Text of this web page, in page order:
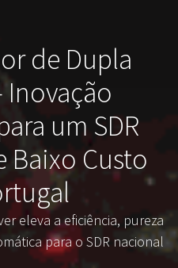
de Dupla
um SDR
Baixo Custo
eleva a eficiência, pureza
para o SDR nacional